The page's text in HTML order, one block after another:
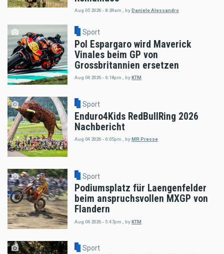
Aug 05 2026 - 8:24am , by Daniele Alessandro
Sport
Pol Espargaro wird Maverick
Vinales beim GP von
Grossbritannien ersetzen
Aug 04 2026 - 6:18pm byKTM
Sport
Enduro4Kids RedBullRing 2026
Nachbericht
Aug 04 2026 - 6:05pm byMR Presse
Sport
Podiumsplatz für Laengenfelder
beim anspruchsvollen MXGP von
Flandern
Aug 04 2026 - 5:47pm byKTM
Sport